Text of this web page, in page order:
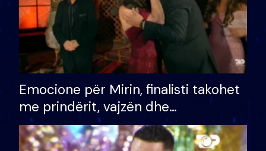
Emocione për Mirin, finalisti takohet
me prindërit, vajzën dhe
bashkëshorten: S’kemi ndonjë letër
divorci apo jo?